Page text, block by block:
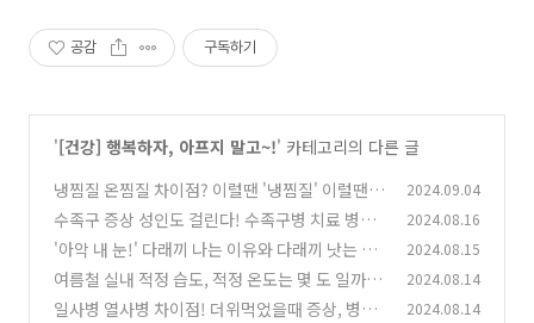
공감 구독하기
'[건강] 행복하자, 아프지 말고~!' 카테고리의 다른 글
냉찜질 온찜질 차이점? 이럴땐 '냉찜질' 이럴땐
'온찜질' 찜질 방법과 효과
(0)
2024.09.04
수족구 증상 성인도 걸린다! 수족구병 치료 병원
어디로 가야할까?
(0)
2024.08.16
'아악 내 눈!' 다래끼 나는 이유와 다래끼 낫는 법
은?
(0)
2024.08.15
여름철 실내 적정 습도, 적정 온도는 몇 도 일까?
실내 습도 낮추는 방법 (0)
2024.08.14
일사병 열사병 차이점! 더위먹었을때 증상, 병원
2024.08.14